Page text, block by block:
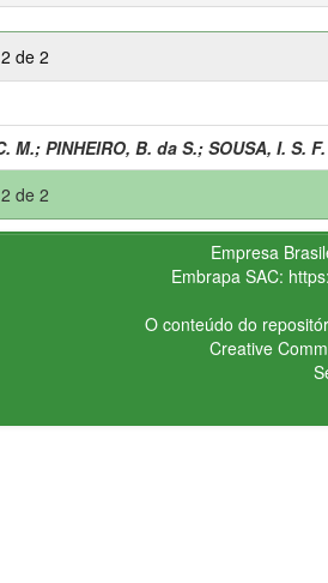
de 2
M.; PINHEIRO, B. da S.; SOUSA, I. S.
de 2
Empresa
Embrapa SAC:
O conteúdo do
Creative